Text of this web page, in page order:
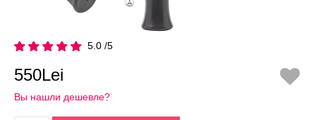
5.0 /5
550Lei
Вы нашли дешевле?